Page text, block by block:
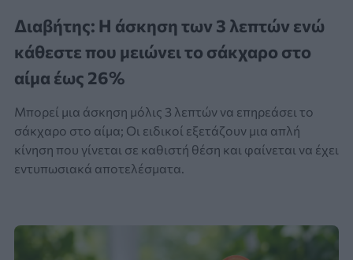
Διαβήτης: Η άσκηση των 3 λεπτών ενώ
κάθεστε που μειώνει το σάκχαρο στο
αίμα έως 26%
Μπορεί μια άσκηση μόλις 3 λεπτών να επηρεάσει το
σάκχαρο στο αίμα; Οι ειδικοί εξετάζουν μια απλή
κίνηση που γίνεται σε καθιστή θέση και φαίνεται να έχει
εντυπωσιακά αποτελέσματα.